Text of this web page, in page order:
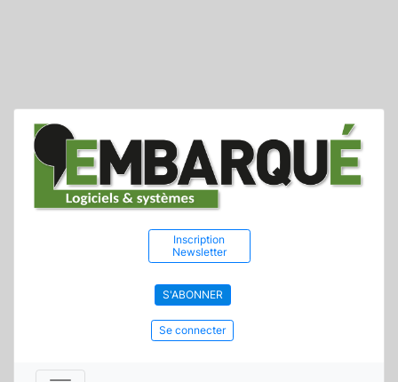
Inscription
Newsletter
S'ABONNER
Se connecter